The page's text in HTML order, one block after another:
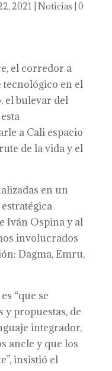
2021 Noticias 0
el corredor a
tecnológico en el
el bulevar del
a Cali espacio
de la vida y el
en un
Iván Ospina y al
involucrados
Dagma, Emru,
“que se
propuestas, de
integrador,
ancle y que los
insistió el